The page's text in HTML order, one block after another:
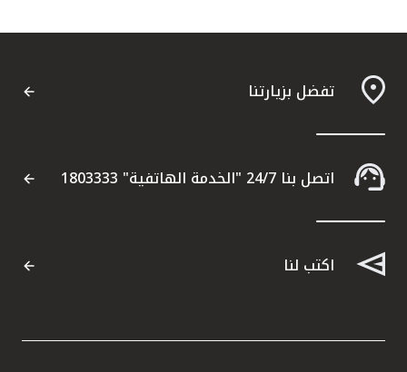
تفضل بزيارتنا
اتصل بنا 24/7 "الخدمة الهاتفية" 1803333
اكتب لنا